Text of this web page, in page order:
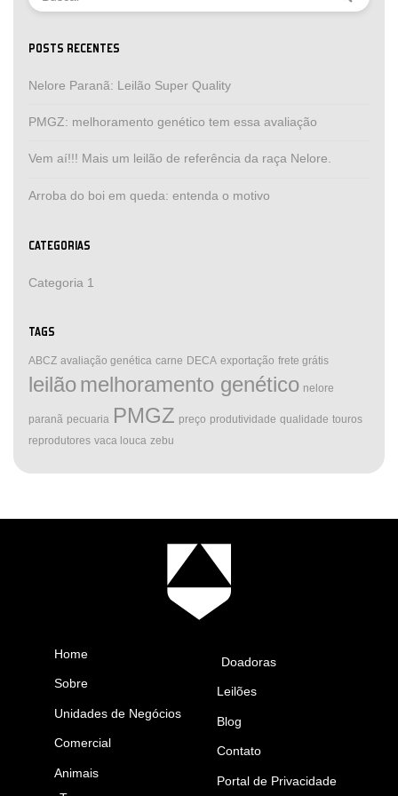
POSTS RECENTES
Nelore Paranã: Leilão Super Quality
PMGZ: melhoramento genético tem essa avaliação
Vem aí!!! Mais um leilão de referência da raça Nelore.
Arroba do boi em queda: entenda o motivo
CATEGORIAS
Categoria 1
TAGS
ABCZ avaliação genética carne DECA exportação frete grátis
leilãomelhoramento genético nelore
paranã pecuaria PMGZ preço produtividade qualidade touros
reprodutores vaca louca zebu
Home
Sobre
Unidades de Negócios
Comercial
Animais
Doadoras
Leilões
Blog
Contato
Portal de Privacidade